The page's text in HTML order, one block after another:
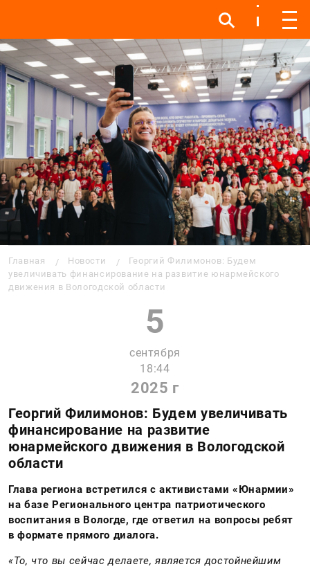
Инфо Инфо Меню
Главная Новости
Георгий Филимонов: Будем
увеличивать финансирование на развитие юнармейского
движения в Вологодской области
5
сентября
18:44
2025 г
Георгий Филимонов: Будем увеличивать
финансирование на развитие
юнармейского движения в Вологодской
области
Глава региона встретился с активистами «Юнармии»
на базе Регионального центра патриотического
воспитания в Вологде, где ответил на вопросы ребят
в формате прямого диалога.
«То, что вы сейчас делаете, является достойнейшим